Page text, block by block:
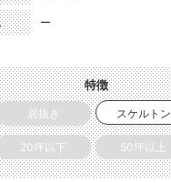
ー
特徴
居抜き スケルトン
20坪以下 50坪以上